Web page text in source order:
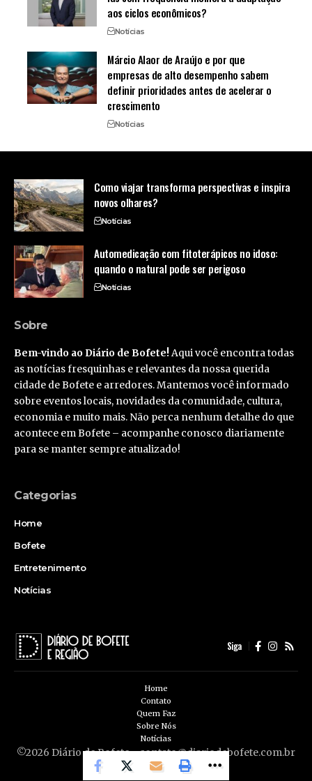
aos ciclos econômicos?
Notícias
Márcio Alaor de Araújo e por que
empresas de alto desempenho sabem
definir prioridades antes de acelerar o
crescimento
Notícias
Como viajar transforma perspectivas e inspira
novos olhares?
Notícias
Automedicação com fitoterápicos no idoso:
quando o natural pode ser perigoso
Notícias
Sobre
Bem-vindo ao Diário de Bofete! Aqui você encontra todas
as notícias fresquinhas e relevantes da nossa querida
cidade de Bofete e arredores. Mantemos você informado
sobre eventos locais, novidades da comunidade, cultura,
economia e muito mais. Não perca nenhum detalhe do que
acontece em Bofete – acompanhe conosco diariamente
para se manter sempre atualizado!
Categorias
Home
Bofete
Entretenimento
Notícias
Siga
©2026 Diário de Bofete -contato@diariodebofete.com.br
- tel.(11)91754-6532
Home
Contato
Quem Faz
Sobre Nós
Notícias